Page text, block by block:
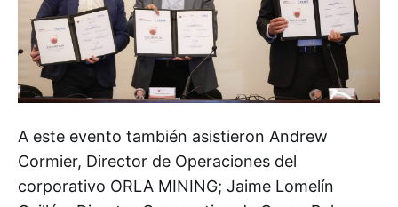
A este evento también asistieron Andrew
Cormier, Director de Operaciones del
corporativo ORLA MINING; Jaime Lomelín